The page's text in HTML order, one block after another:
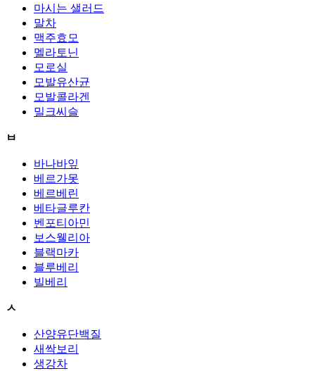
마시는 샐러드
말차
맥주효모
멜라토닌
모로실
모발유산균
모발콜라겐
밀크씨슬
ㅂ
바나바잎
베르가못
베르베린
베타글루칸
벤포티아민
보스웰리아
블랙마카
블루베리
빌베리
ㅅ
산양유단백질
새싹보리
생강차